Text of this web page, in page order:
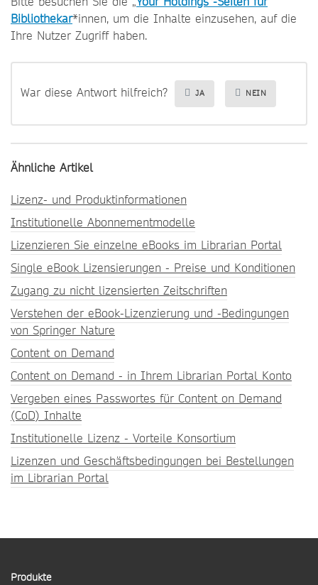
Bibliothekar*innen, um die Inhalte einzusehen, auf die
Ihre Nutzer Zugriff haben.
War diese Antwort hilfreich? JA NEIN
Ähnliche Artikel
Lizenz- und Produktinformationen
Institutionelle Abonnementmodelle
Lizenzieren Sie einzelne eBooks im Librarian Portal
Single eBook Lizensierungen - Preise und Konditionen
Zugang zu nicht lizensierten Zeitschriften
Verstehen der eBook-Lizenzierung und -Bedingungen
von Springer Nature
Content on Demand
Content on Demand - in Ihrem Librarian Portal Konto
Vergeben eines Passwortes für Content on Demand
(CoD) Inhalte
Institutionelle Lizenz - Vorteile Konsortium
Lizenzen und Geschäftsbedingungen bei Bestellungen
im Librarian Portal
Produkte